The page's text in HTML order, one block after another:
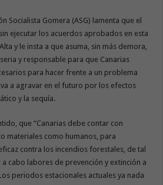
Socialista Gomera (ASG) lamenta que el
ejecutar los acuerdos aprobados en esta
y le insta a que asuma, sin más demora,
y responsable para que Canarias
para hacer frente a un problema
a agravar en el futuro por los efectos
y la sequía.
que “Canarias debe contar con
materiales como humanos, para
contra los incendios forestales, de tal
cabo labores de prevención y extinción a
periodos estacionales actuales ya nada